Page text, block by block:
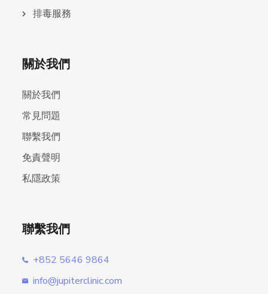
排毒服務
關於我們
關於我們
常見問題
聯繫我們
免責聲明
私隱政策
聯繫我們
+852 5646 9864
info@jupiterclinic.com